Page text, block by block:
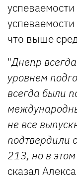
что выше
"Днепр
уровнем
всегда были
не все
подтвердили
213, но в
сказал